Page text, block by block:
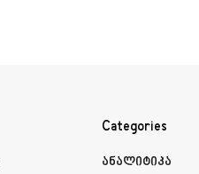
Categories
Ანალიტიკა